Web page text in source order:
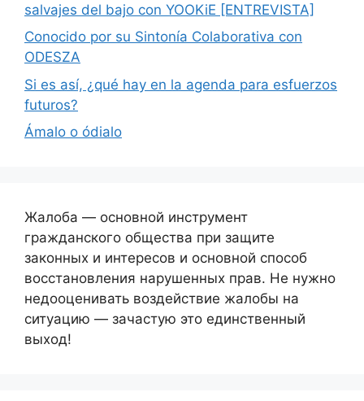
salvajes del bajo con YOOKiE [ENTREVISTA]
Conocido por su Sintonía Colaborativa con
ODESZA
Si es así, ¿qué hay en la agenda para esfuerzos
futuros?
Ámalo o ódialo
Жалоба — основной инструмент
гражданского общества при защите
законных и интересов и основной способ
восстановления нарушенных прав. Не нужно
недооценивать воздействие жалобы на
ситуацию — зачастую это единственный
выход!